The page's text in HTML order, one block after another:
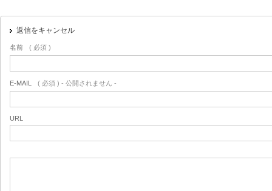
返信をキャンセル
名前 ( 必須 )
E-MAIL ( 必須 ) - 公開されません -
URL